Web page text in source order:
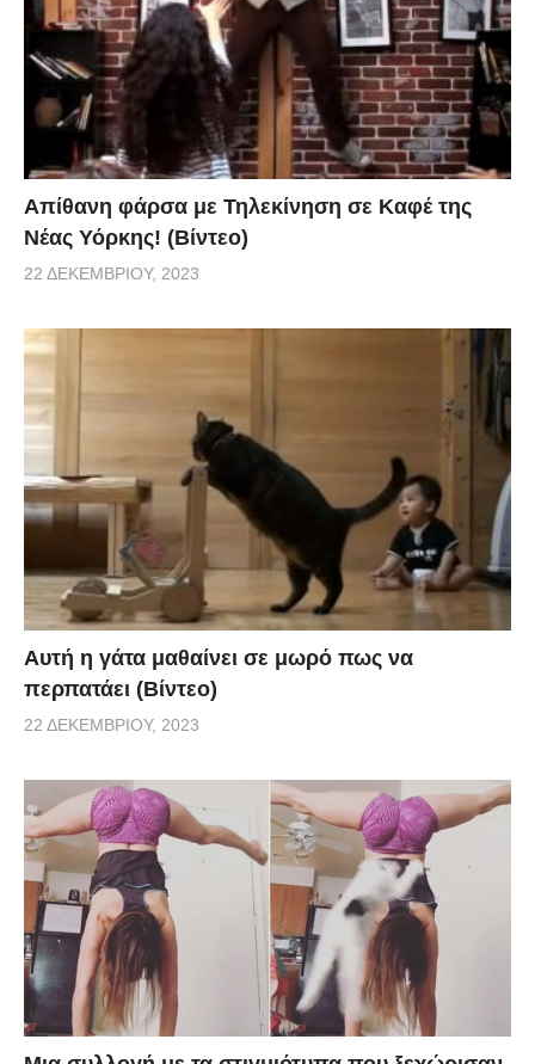
Απίθανη φάρσα με Τηλεκίνηση σε Καφέ της
Νέας Υόρκης! (Βίντεο)
22 ΔΕΚΕΜΒΡΊΟΥ, 2023
Αυτή η γάτα μαθαίνει σε μωρό πως να
περπατάει (Βίντεο)
22 ΔΕΚΕΜΒΡΊΟΥ, 2023